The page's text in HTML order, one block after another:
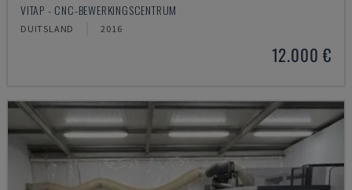
VITAP - CNC-BEWERKINGSCENTRUM
DUITSLAND 2016
12.000 €